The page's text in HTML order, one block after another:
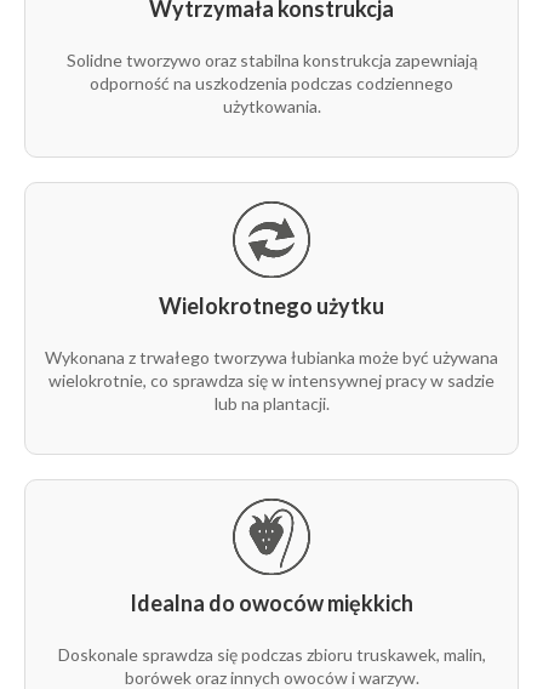
wentylacyjne w ściankach wspomagają cyrkulację
powietrza, co pomaga utrzymać świeżość zbiorów.
Długość:37,5 cm
zintegrowany, ergonomiczny uchwyt do
przenoszenia
Przeznaczenie:
zbiór, przechowywanie i transport
owoców oraz warzyw
sprzedaż bezpośrednia
440 szt.
Wytrzymała konstrukcja
Solidne tworzywo oraz stabilna konstrukcja zapewniają
odporność na uszkodzenia podczas codziennego
użytkowania.
Wielokrotnego użytku
Wykonana z trwałego tworzywa łubianka może być używana
wielokrotnie, co sprawdza się w intensywnej pracy w sadzie
lub na plantacji.
Idealna do owoców miękkich
Doskonale sprawdza się podczas zbioru truskawek, malin,
borówek oraz innych owoców i warzyw.